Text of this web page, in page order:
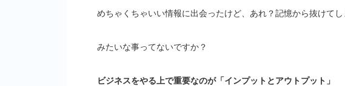
めちゃくちゃいい情報に出会ったけど、あれ？記憶から抜けてし
みたいな事ってないですか？
ビジネスをやる上で重要なのが「インプットとアウトプット」